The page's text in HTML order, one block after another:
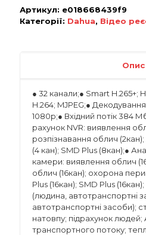
Артикул: e018668439f9
Категорії: Dahua, Відео
Опис
● 32 канали;● Smart H.265+;
H.264; MJPEG;●
1080р;● Вхідний потік 384
рахунок NVR: виявлення
розпізнавання облич
(4 кан); SMD Plus (8кан);●
камери: виявлення облич
облич (16кан); охорона
Plus (16кан); SMD Plus
(людина, автотранспортні
автотранспортні засоби);
натовпу; підрахунок людей;
транспортного потоку;